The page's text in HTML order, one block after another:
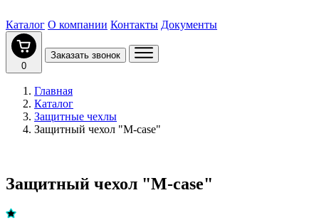
Каталог О компании Контакты Документы
0
Заказать звонок
Главная
Каталог
Защитные чехлы
Защитный чехол "M-case"
Защитный чехол "M-case"